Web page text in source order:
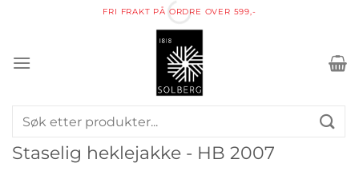
FRI FRAKT PÅ ORDRE OVER 599,-
Søk
etter:
Staselig heklejakke - HB 2007